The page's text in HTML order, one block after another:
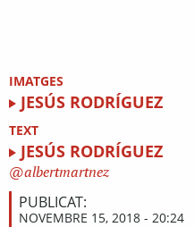
IMATGES
JESÚS RODRÍGUEZ
TEXT
JESÚS RODRÍGUEZ
albertmartnez
PUBLICAT:
NOVEMBRE 15, 2018 - 20:24